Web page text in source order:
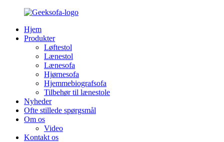
Hjem
Produkter
Løftestol
Lænestol
Lænesofa
Hjørnesofa
Hjemmebiografsofa
Tilbehør til lænestole
Nyheder
Ofte stillede spørgsmål
Om os
Video
Kontakt os